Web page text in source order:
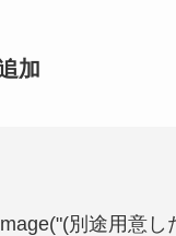
加
別途用意